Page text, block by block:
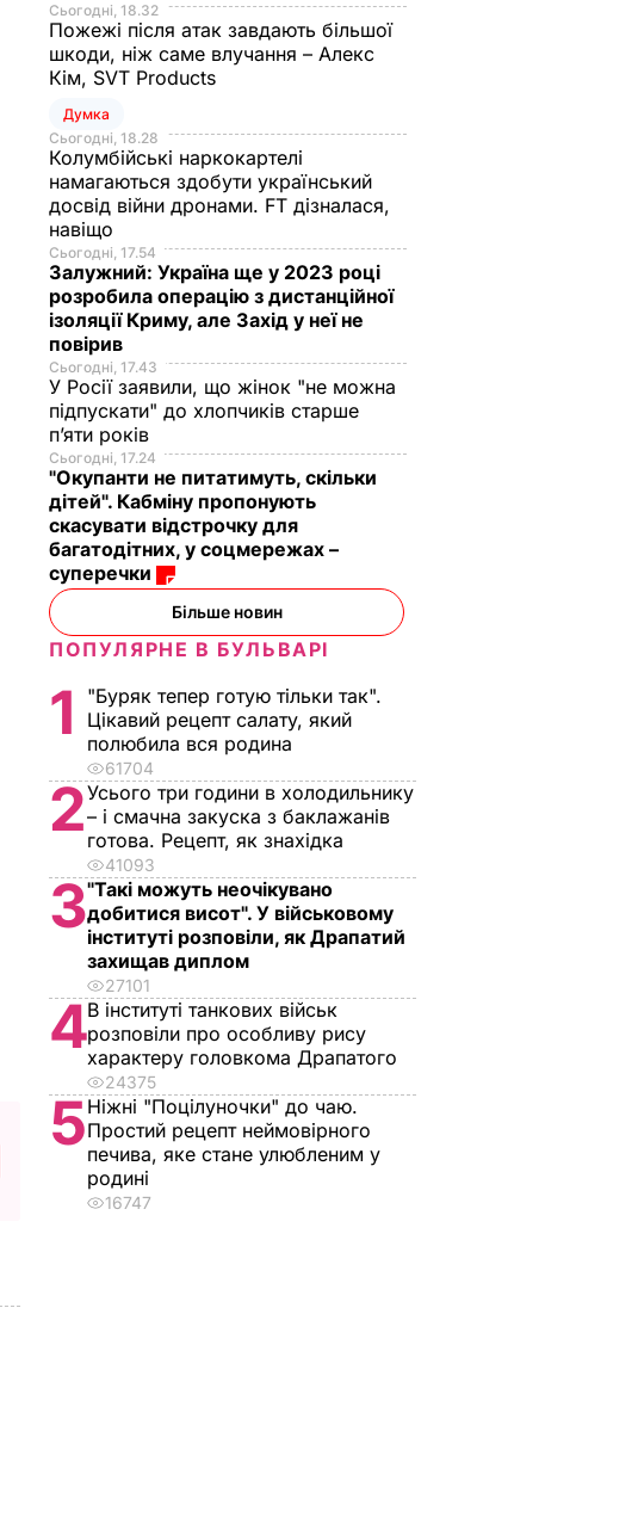
Сьогодні, 18.32
Пожежі після атак завдають більшої
шкоди, ніж саме влучання – Алекс
Кім, SVT Products
Думка
Сьогодні, 18.28
Колумбійські наркокартелі
намагаються здобути український
досвід війни дронами. FT дізналася,
навіщо
Сьогодні, 17.54
Залужний: Україна ще у 2023 році
розробила операцію з дистанційної
ізоляції Криму, але Захід у неї не
повірив
Сьогодні, 17.43
У Росії заявили, що жінок "не можна
підпускати" до хлопчиків старше
п’яти років
Сьогодні, 17.24
"Окупанти не питатимуть, скільки
дітей". Кабміну пропонують
скасувати відстрочку для
багатодітних, у соцмережах –
суперечки
Більше новин
ПОПУЛЯРНЕ В БУЛЬВАРІ
1
"Буряк тепер готую тільки так".
Цікавий рецепт салату, який
полюбила вся родина
61704
2Усього три години в холодильнику
– і смачна закуска з баклажанів
готова. Рецепт, як знахідка
41093
3"Такі можуть неочікувано
добитися висот". У військовому
інституті розповіли, як Драпатий
захищав диплом
27101
4В інституті танкових військ
розповіли про особливу рису
характеру головкома Драпатого
24375
5Ніжні "Поцілуночки" до чаю.
Простий рецепт неймовірного
печива, яке стане улюбленим у
родині
16747